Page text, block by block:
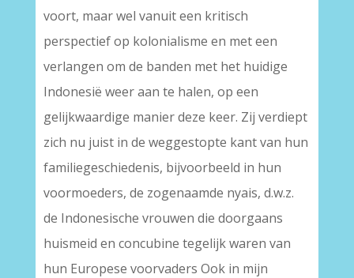
voort, maar wel vanuit een kritisch
perspectief op kolonialisme en met een
verlangen om de banden met het huidige
Indonesië weer aan te halen, op een
gelijkwaardige manier deze keer. Zij verdiept
zich nu juist in de weggestopte kant van hun
familiegeschiedenis, bijvoorbeeld in hun
voormoeders, de zogenaamde nyais, d.w.z.
de Indonesische vrouwen die doorgaans
huismeid en concubine tegelijk waren van
hun Europese voorvaders Ook in mijn